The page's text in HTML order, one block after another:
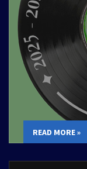
READ MORE »